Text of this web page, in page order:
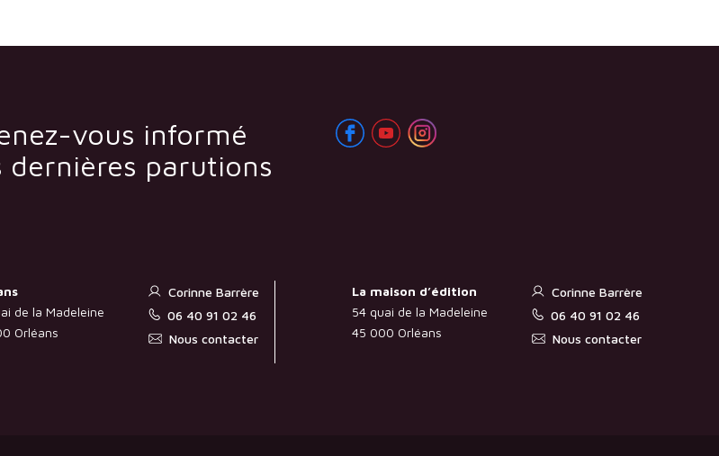
vous informé
dernières parutions
de la Madeleine
Orléans
Corinne Barrère
06 40 91 02 46
Nous contacter
La maison d’édition
54 quai de la Madeleine
45 000 Orléans
Corinne Barrère
06 40 91 02 46
Nous contacter